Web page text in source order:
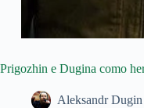
Prigozhin e Dugina como
Aleksandr Dugin